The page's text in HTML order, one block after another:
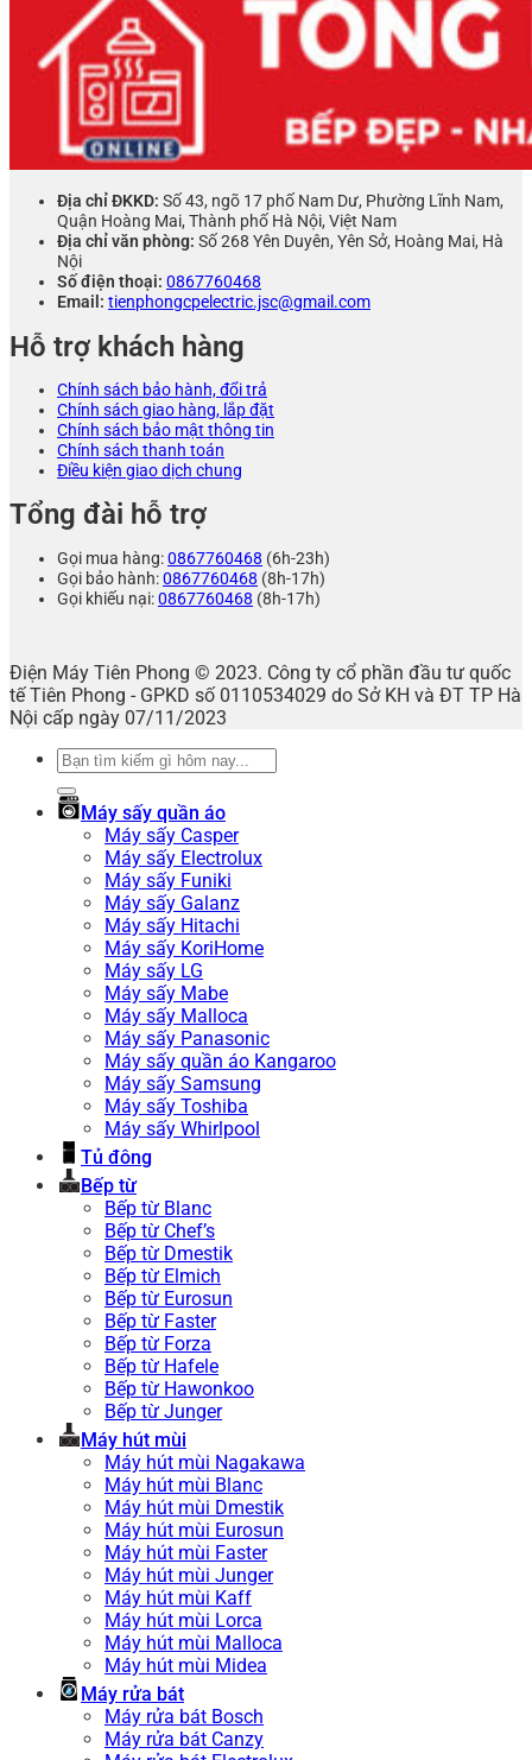
Địa chỉ ĐKKD: Số 43, ngõ 17 phố Nam Dư, Phường Lĩnh Nam,
Quận Hoàng Mai, Thành phố Hà Nội, Việt Nam
Địa chỉ văn phòng: Số 268 Yên Duyên, Yên Sở, Hoàng Mai, Hà
Nội
Số điện thoại: 0867760468
Email: tienphongcpelectric.jsc@gmail.com
Hỗ trợ khách hàng
Chính sách bảo hành, đổi trả
Chính sách giao hàng, lắp đặt
Chính sách bảo mật thông tin
Chính sách thanh toán
Điều kiện giao dịch chung
Tổng đài hỗ trợ
Gọi mua hàng:0867760468 (6h-23h)
Gọi bảo hành:0867760468 (8h-17h)
Gọi khiếu nại:0867760468 (8h-17h)
Điện Máy Tiên Phong © 2023. Công ty cổ phần đầu tư quốc
tế Tiên Phong - GPKD số 0110534029 do Sở KH và ĐT TP Hà
Nội cấp ngày 07/11/2023
Tìm
Máy sấy quần áo
Máy sấy Casper
Máy sấy Electrolux
Máy sấy Funiki
Máy sấy Galanz
Máy sấy Hitachi
Máy sấy KoriHome
Máy sấy LG
Máy sấy Mabe
Máy sấy Malloca
Máy sấy Panasonic
Máy sấy quần áo Kangaroo
Máy sấy Samsung
Máy sấy Toshiba
Máy sấy Whirlpool
Tủ đông
Bếp từ
Bếp từ Blanc
Bếp từ Chef’s
Bếp từ Dmestik
Bếp từ Elmich
Bếp từ Eurosun
Bếp từ Faster
Bếp từ Forza
Bếp từ Hafele
Bếp từ Hawonkoo
Bếp từ Junger
Máy hút mùi
Máy hút mùi Nagakawa
Máy hút mùi Blanc
Máy hút mùi Dmestik
Máy hút mùi Eurosun
Máy hút mùi Faster
Máy hút mùi Junger
Máy hút mùi Kaff
Máy hút mùi Lorca
Máy hút mùi Malloca
Máy hút mùi Midea
Máy rửa bát
Máy rửa bát Bosch
Máy rửa bát Canzy